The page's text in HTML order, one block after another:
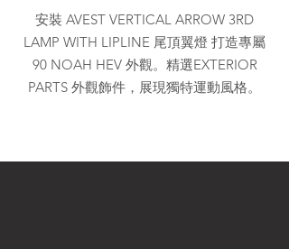
安裝 AVEST VERTICAL ARROW 3RD
LAMP WITH LIPLINE 尾頂翼燈 打造專屬
90 NOAH HEV 外觀。精選EXTERIOR
PARTS 外觀飾件，展現獨特運動風格。